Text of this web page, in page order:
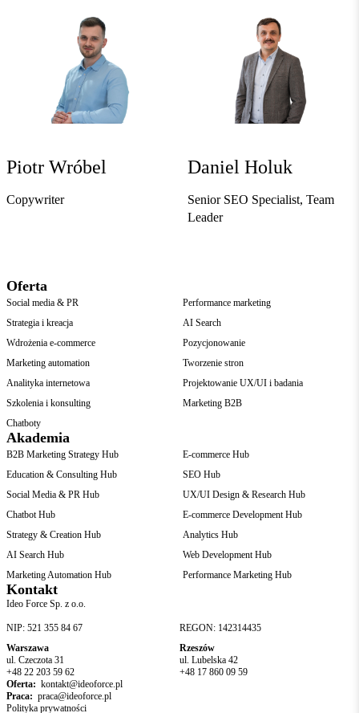
Piotr Wróbel
Copywriter
Daniel Holuk
Senior SEO Specialist, Team
Leader
Oferta
Social media & PR
Performance marketing
Strategia i kreacja
AI Search
Wdrożenia e-commerce
Pozycjonowanie
Marketing automation
Tworzenie stron
Analityka internetowa
Projektowanie UX/UI i badania
Szkolenia i konsulting
Marketing B2B
Chatboty
Akademia
B2B Marketing Strategy Hub
E-commerce Hub
Education & Consulting Hub
SEO Hub
Social Media & PR Hub
UX/UI Design & Research Hub
Chatbot Hub
E-commerce Development Hub
Strategy & Creation Hub
Analytics Hub
AI Search Hub
Web Development Hub
Marketing Automation Hub
Performance Marketing Hub
Kontakt
Ideo Force Sp. z o.o.
NIP: 521 355 84 67
REGON: 142314435
Warszawa
ul. Czeczota 31
+48 22 203 59 62
Rzeszów
ul. Lubelska 42
+48 17 860 09 59
Oferta: kontakt@ideoforce.pl
Praca: praca@ideoforce.pl
Polityka prywatności